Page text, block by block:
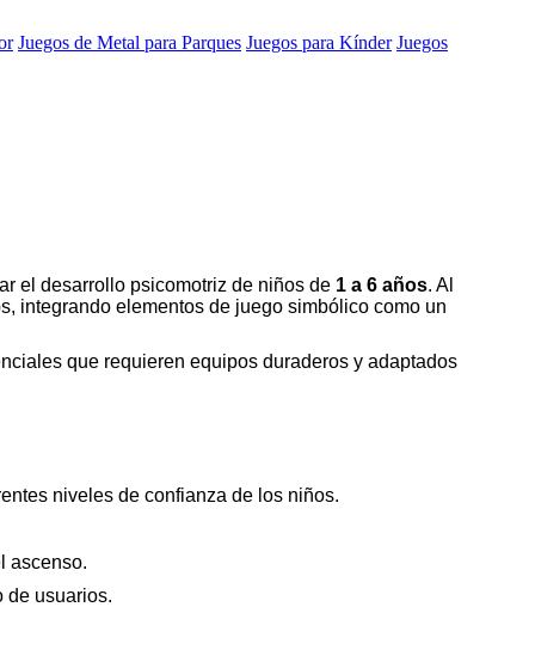
Juegos de Metal para Parques Juegos para Kínder Juegos
el desarrollo psicomotriz de niños de 1 a 6 años. Al
integrando elementos de juego simbólico como un
que requieren equipos duraderos y adaptados
niveles de confianza de los niños.
ascenso.
de usuarios.